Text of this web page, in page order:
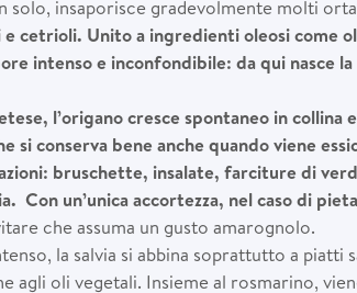
solo, insaporisce gradevolmente molti
cetrioli. Unito a ingredienti oleosi come
intenso e inconfondibile: da qui nasce
l’origano cresce spontaneo in collina
si conserva bene anche quando viene
bruschette, insalate, farciture di
Con un’unica accortezza, nel caso di
che assuma un gusto amarognolo.
la salvia si abbina soprattutto a
agli oli vegetali. Insieme al rosmarino,